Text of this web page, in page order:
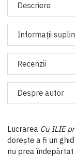
Descriere
Informaţii
Recenzii
Despre autor
Lucrarea Cu ILIE
dorește a fi un
nu prea